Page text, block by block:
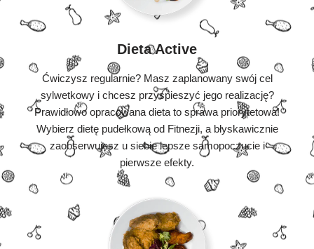
Dieta Active
Ćwiczysz regularnie? Masz zaplanowany swój cel
sylwetkowy i chcesz przyspieszyć jego realizację?
Prawidłowo opracowana dieta to sprawa priorytetowa!
Wybierz dietę pudełkową od Fitnezji, a błyskawicznie
zaobserwujesz u siebie lepsze samopoczucie i
pierwsze efekty.